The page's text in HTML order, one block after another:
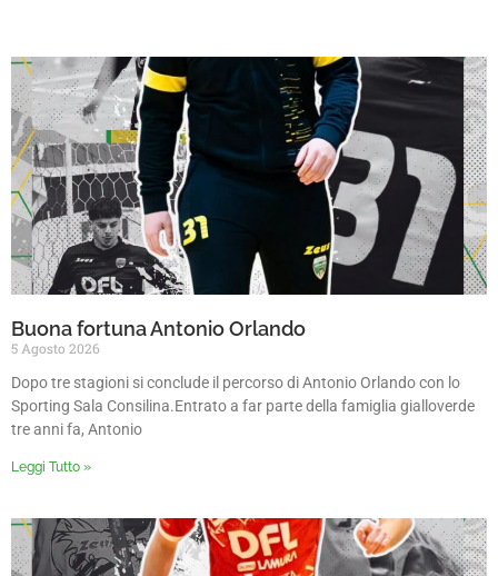
Buona fortuna Antonio Orlando
5 Agosto 2026
Dopo tre stagioni si conclude il percorso di Antonio Orlando con lo
Sporting Sala Consilina.Entrato a far parte della famiglia gialloverde
tre anni fa, Antonio
Leggi Tutto »